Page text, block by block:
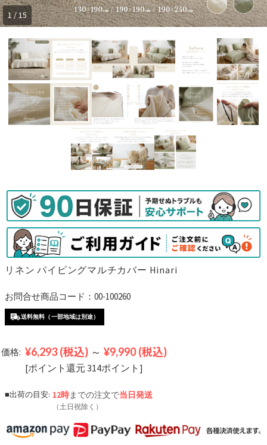
1 / 15
リネン パイピングマルチカバー Hinari
お問合せ商品コード：00-100260
送料無料（一部地域は別途）
価格: ¥6,293 (税込) ～ ¥9,990 (税込)
[ポイント還元 314ポイント]
■出荷の目安: 12時までの注文で当日発送
（土日祝除く）